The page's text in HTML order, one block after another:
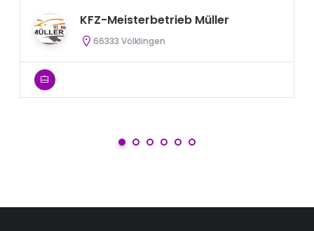
KFZ-Meisterbetrieb Müller
66333 Völklingen